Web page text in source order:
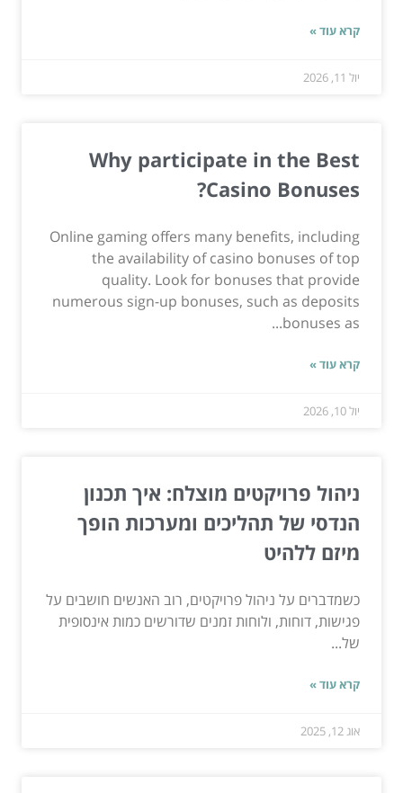
קרא עוד »
יול 11, 2026
Why participate in the Best
Casino Bonuses?
Online gaming offers many benefits, including
the availability of casino bonuses of top
quality. Look for bonuses that provide
numerous sign-up bonuses, such as deposits
bonuses as...
קרא עוד »
יול 10, 2026
ניהול פרויקטים מוצלח: איך תכנון
הנדסי של תהליכים ומערכות הופך
מיזם ללהיט
כשמדברים על ניהול פרויקטים, רוב האנשים חושבים על
פגישות, דוחות, ולוחות זמנים שדורשים כמות אינסופית
של...
קרא עוד »
אוג 12, 2025